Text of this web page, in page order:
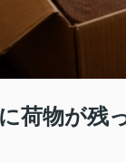
荷物が残